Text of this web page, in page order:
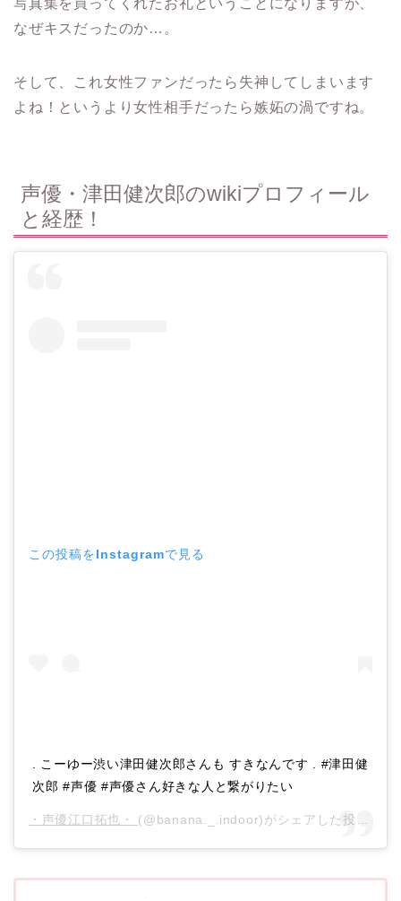
写真集を買ってくれたお礼ということになりますが、
なぜキスだったのか…。
そして、これ女性ファンだったら失神してしまいます
よね！というより女性相手だったら嫉妬の渦ですね。
声優・津田健次郎のwikiプロフィール
と経歴！
この投稿をInstagramで見る
. こーゆー渋い津田健次郎さんも すきなんです . #津田健
次郎 #声優 #声優さん好きな人と繋がりたい
・声優江口拓也・ (@banana._.indoor)がシェアした投稿 –